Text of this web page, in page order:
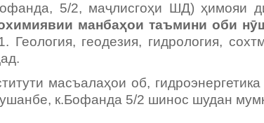
5/2, маҷлисгоҳи ШД) ҳимояи
манбаҳои таъмини оби
геодезия, гидрология,
масъалаҳои об, гидроэнергетика
к.Бофанда 5/2 шинос шудан